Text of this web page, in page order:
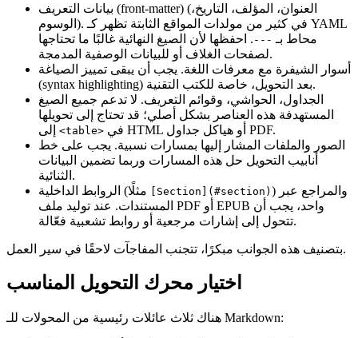
بيانات التعريف (front‑matter) (العنوان، المؤلف، التاريخ،
الوسوم). في كثير من مولدات المواقع الثابتة تظهر كـ YAML
محاط بـ --- . احفظها لأن الصيغ النهائية غالبًا ما تحتاجها
لصفحات الغلاف أو للبيانات الوصفية المدمجة.
أسوار الشيفرة مع معرفات اللغة. يجب أن يبقى تمييز الصياغة
(syntax highlighting) بعد التحويل، خاصة للكتب التقنية.
الجداول، الحواشي، وقوائم التعريف. لا تدعم جميع الصيغ
المستهدفة هذه العناصر بشكل أصلي؛ قد تحتاج إلى تحويلها
<table>
في HTML أو هياكل جداول PDF.
الصور والملفات المشار إليها بمسارات نسبية. يجب على خط
أنابيب التحويل حل هذه المسارات وربما تضمين البيانات
الثنائية.
الروابط الداخلية
[Section](#section) ) و المراجع عبر
المستندات. عند توليد ملف PDF أو EPUB واحد، يجب أن
تتحول إلى إشارات مرجعية أو روابط تشعبية فعّالة.
بتصنيف هذه الجوانب مبكرًا، تتجنب المفاجآت لاحقًا في سير العمل.
اختيار محرك التحويل المناسب
هناك ثلاث عائلات رئيسية من المحولات للـ Markdown: